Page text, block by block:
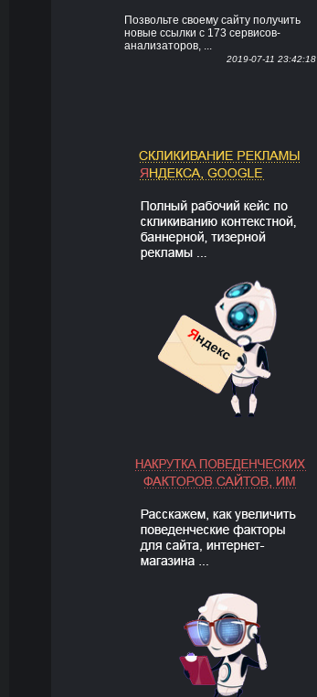
Позвольте своему сайту получить
новые ссылки с 173 сервисов-
анализаторов, ...
2019-07-11 23:42:18